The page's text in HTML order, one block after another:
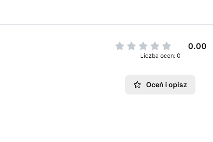
0.00
Liczba ocen: 0
Oceń i opisz